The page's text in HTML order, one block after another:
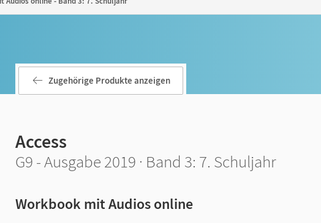
Zugehörige Produkte anzeigen
Access
G9 - Ausgabe 2019 · Band 3: 7. Schuljahr
Workbook mit Audios online